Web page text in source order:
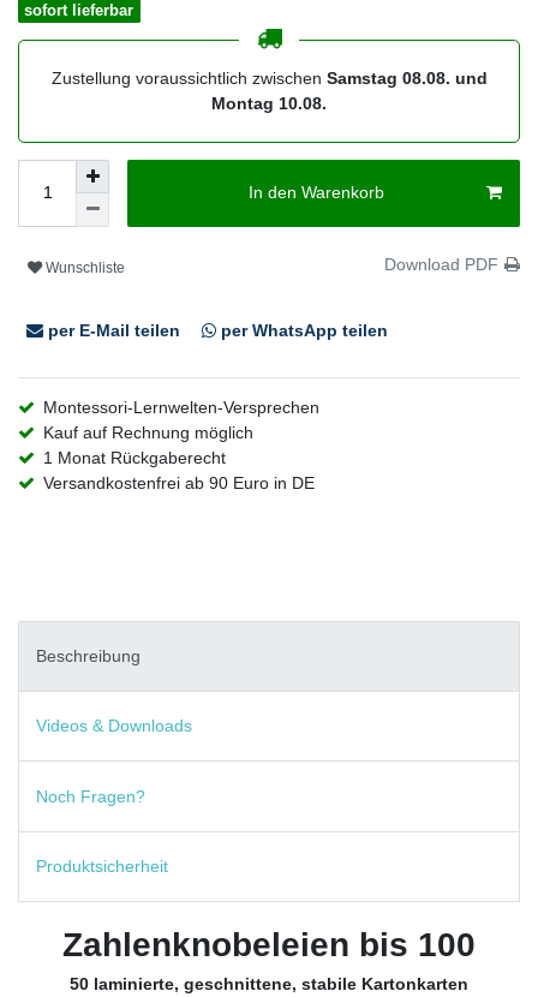
sofort lieferbar
Zustellung voraussichtlich zwischen Samstag 08.08. und
Montag 10.08.
In den Warenkorb
Wunschliste Download PDF
per E-Mail teilen per WhatsApp teilen
Montessori-Lernwelten-Versprechen
Kauf auf Rechnung möglich
1 Monat Rückgaberecht
Versandkostenfrei ab 90 Euro in DE
Beschreibung
Videos & Downloads
Noch Fragen?
Produktsicherheit
Zahlenknobeleien bis 100
50 laminierte, geschnittene, stabile Kartonkarten